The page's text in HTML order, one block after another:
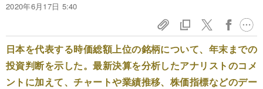
2020年6月17日 5:40
日本を代表する時価総額上位の銘柄について、年末までの
投資判断を示した。最新決算を分析したアナリストのコメ
ントに加えて、チャートや業績推移、株価指標などのデー